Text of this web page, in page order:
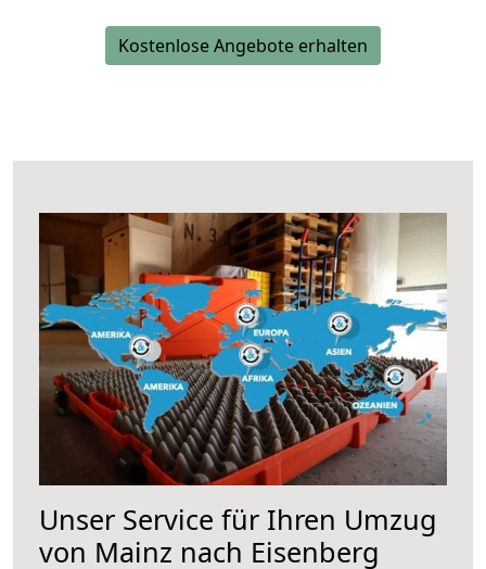
Kostenlose Angebote erhalten
Unser Service für Ihren Umzug
von Mainz nach Eisenberg